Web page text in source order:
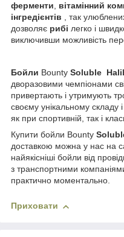
ферменти, вітамінний
інгредієнтів , так
дозволяє рибі легко і
виключивши можливість
Бойли Bounty Soluble
дворазовими чемпіонами
привертають і утримують
своєму унікальному складу
як при спортивній, так і
Купити бойли Bounty
доставкою можна у нас на
найякісніші бойли від
з транспортними
практично моментально.
Приховати